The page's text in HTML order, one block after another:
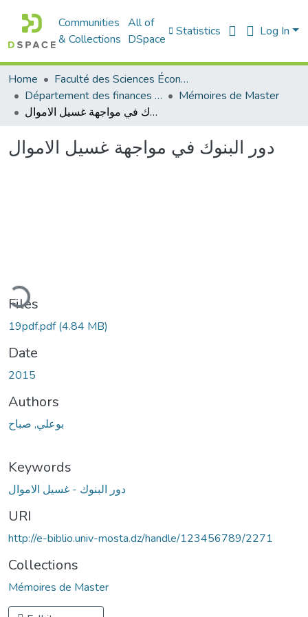
Communities
& Collections
All of
DSpace
Statistics Log In
Home
Faculté des Sciences Économiques Commerciales et des Sciences de Gestion
Département des finances et de comptabilité
Mémoires de Master
دور البنوك في مواجهة غسيل الاموال
دور البنوك في مواجهة غسيل الاموال
Files
19pdf.pdf(4.84 MB)
Date
2015
Authors
بوعلي, صباح
Keywords
دور البنوك - غسيل الاموال
URI
http://e-biblio.univ-mosta.dz/handle/123456789/2271
Collections
Mémoires de Master